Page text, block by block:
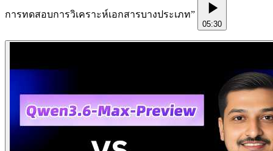
การทดสอบการวิเคราะห์เอกสารบางประเภท”
05:30